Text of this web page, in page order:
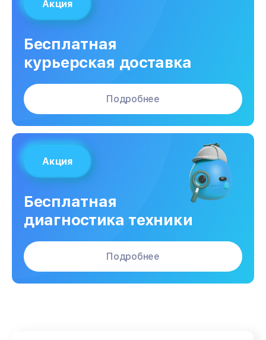
Акция
Бесплатная
курьерская доставка
Подробнее
Акция
Бесплатная
диагностика техники
Подробнее